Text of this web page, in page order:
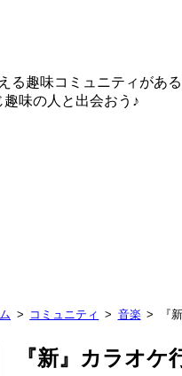
る趣味コミュニティがあ
味の人と出会おう♪
コミュニティ 音楽 『
『新』カラオ